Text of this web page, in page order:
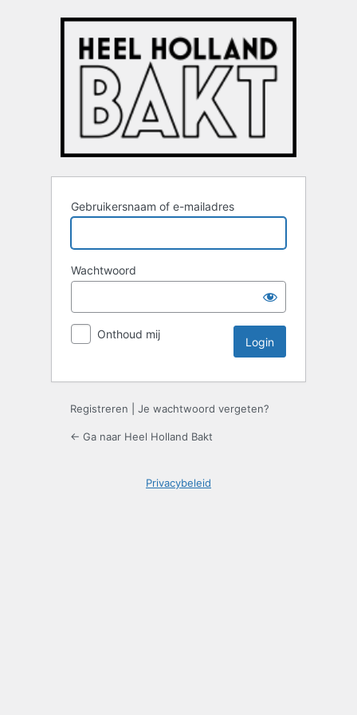
Gebruikersnaam of e-mailadres
Wachtwoord
Onthoud mij
Registreren Je wachtwoord vergeten?
← Ga naar Heel Holland Bakt
Privacybeleid